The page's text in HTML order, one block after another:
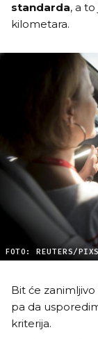
standarda, a
kilometara.
FOTO: REUTERS/
Bit će
pa da
kriterija.